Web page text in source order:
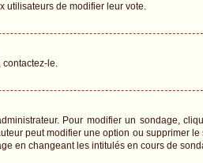
utilisateurs de modifier leur vote.
contactez-le.
Pour modifier un sondage,
peut modifier une option ou supprimer le
en changeant les intitulés en cours de